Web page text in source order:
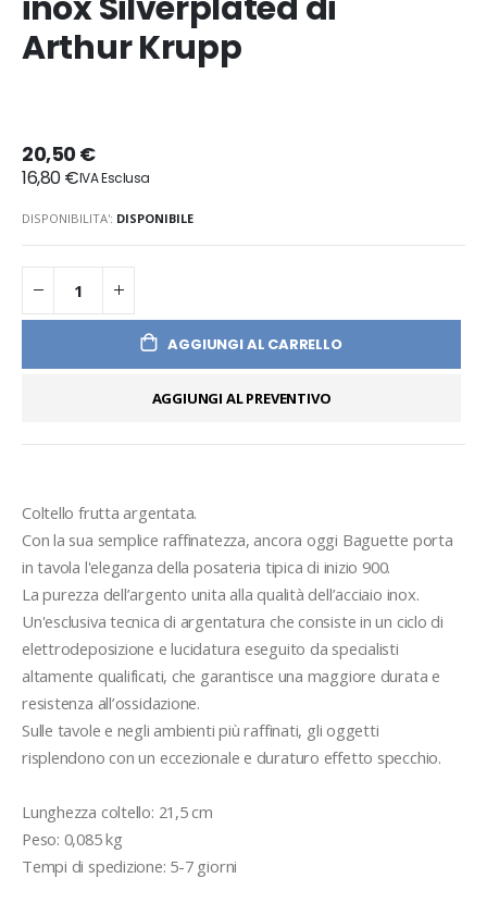
Arthur Krupp
20,50 €
16,80 €
DISPONIBILITA': DISPONIBILE
AGGIUNGI AL CARRELLO
AGGIUNGI AL PREVENTIVO
Coltello frutta argentata.
Con la sua semplice raffinatezza, ancora oggi Baguette porta
in tavola l'eleganza della posateria tipica di inizio 900.
La purezza dell’argento unita alla qualità dell’acciaio inox.
Un'esclusiva tecnica di argentatura che consiste in un ciclo di
elettrodeposizione e lucidatura eseguito da specialisti
altamente qualificati, che garantisce una maggiore durata e
resistenza all’ossidazione.
Sulle tavole e negli ambienti più raffinati, gli oggetti
risplendono con un eccezionale e duraturo effetto specchio.
Lunghezza coltello: 21,5 cm
Peso: 0,085 kg
Tempi di spedizione: 5-7 giorni